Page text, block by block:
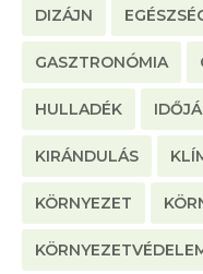
DIZÁJN
GASZTRONÓMIA
HULLADÉK
KIRÁNDULÁS
KÖRNYEZET